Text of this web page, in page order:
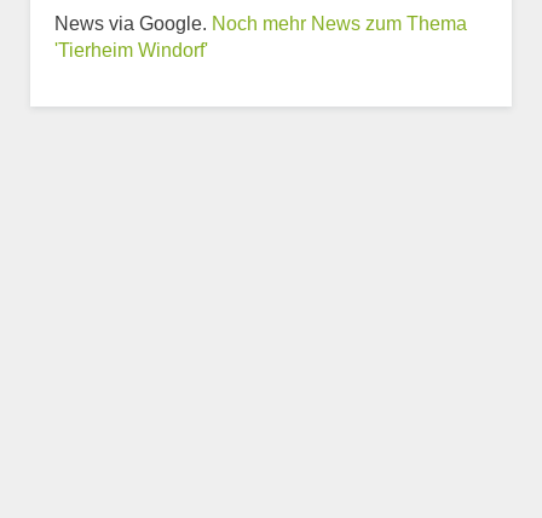
zum Tierheim
Trägerverein
News via Google. Noch mehr News zum Thema
'Tierheim Windorf'